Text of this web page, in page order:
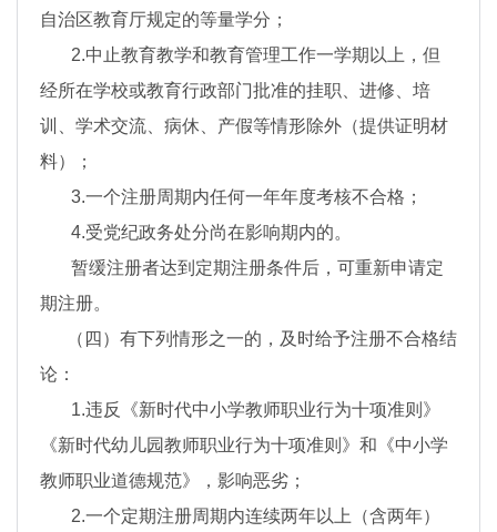
自治区教育厅规定的等量学分；
2.中止教育教学和教育管理工作一学期以上，但
经所在学校或教育行政部门批准的挂职、进修、培
训、学术交流、病休、产假等情形除外（提供证明材
料）；
3.一个注册周期内任何一年年度考核不合格；
4.受党纪政务处分尚在影响期内的。
暂缓注册者达到定期注册条件后，可重新申请定
期注册。
（四）有下列情形之一的，及时给予注册不合格结
论：
1.违反《新时代中小学教师职业行为十项准则》
《新时代幼儿园教师职业行为十项准则》和《中小学
教师职业道德规范》，影响恶劣；
2.一个定期注册周期内连续两年以上（含两年）